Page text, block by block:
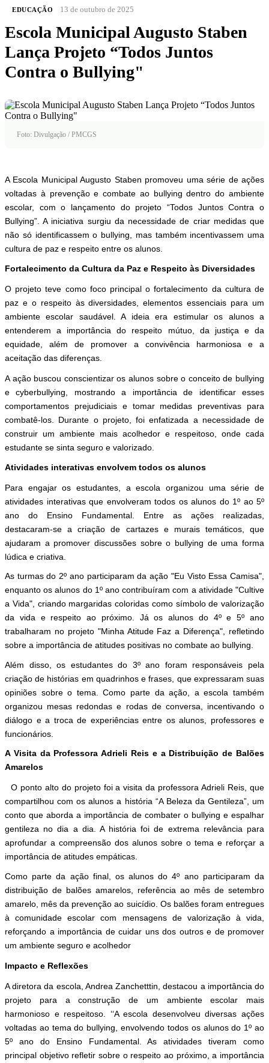
EDUCAÇÃO 13 de outubro de 2025
Escola Municipal Augusto Staben
Lança Projeto “Todos Juntos
Contra o Bullying"
Foto: Divulgação / PMCGS
A Escola Municipal Augusto Staben promoveu uma série de ações
voltadas à prevenção e combate ao bullying dentro do ambiente
escolar, com o lançamento do projeto “Todos Juntos Contra o
Bullying”. A iniciativa surgiu da necessidade de criar medidas que
não só identificassem o bullying, mas também incentivassem uma
cultura de paz e respeito entre os alunos.
Fortalecimento da Cultura da Paz e Respeito às Diversidades
O projeto teve como foco principal o fortalecimento da cultura de
paz e o respeito às diversidades, elementos essenciais para um
ambiente escolar saudável. A ideia era estimular os alunos a
entenderem a importância do respeito mútuo, da justiça e da
equidade, além de promover a convivência harmoniosa e a
aceitação das diferenças.
A ação buscou conscientizar os alunos sobre o conceito de bullying
e cyberbullying, mostrando a importância de identificar esses
comportamentos prejudiciais e tomar medidas preventivas para
combatê-los. Durante o projeto, foi enfatizada a necessidade de
construir um ambiente mais acolhedor e respeitoso, onde cada
estudante se sinta seguro e valorizado.
Atividades interativas envolvem todos os alunos
Para engajar os estudantes, a escola organizou uma série de
atividades interativas que envolveram todos os alunos do 1º ao 5º
ano do Ensino Fundamental. Entre as ações realizadas,
destacaram-se a criação de cartazes e murais temáticos, que
ajudaram a promover discussões sobre o bullying de uma forma
lúdica e criativa.
As turmas do 2º ano participaram da ação "Eu Visto Essa Camisa",
enquanto os alunos do 1º ano contribuíram com a atividade "Cultive
a Vida", criando margaridas coloridas como símbolo de valorização
da vida e respeito ao próximo. Já os alunos do 4º e 5º ano
trabalharam no projeto "Minha Atitude Faz a Diferença", refletindo
sobre a importância de atitudes positivas no combate ao bullying.
Além disso, os estudantes do 3º ano foram responsáveis pela
criação de histórias em quadrinhos e frases, que expressaram suas
opiniões sobre o tema. Como parte da ação, a escola também
organizou mesas redondas e rodas de conversa, incentivando o
diálogo e a troca de experiências entre os alunos, professores e
funcionários.
A Visita da Professora Adrieli Reis e a Distribuição de Balões
Amarelos
O ponto alto do projeto foi a visita da professora Adrieli Reis, que
compartilhou com os alunos a história “A Beleza da Gentileza”, um
conto que aborda a importância de combater o bullying e espalhar
gentileza no dia a dia. A história foi de extrema relevância para
aprofundar a compreensão dos alunos sobre o tema e reforçar a
importância de atitudes empáticas.
Como parte da ação final, os alunos do 4º ano participaram da
distribuição de balões amarelos, referência ao mês de setembro
amarelo, mês da prevenção ao suicídio. Os balões foram entregues
à comunidade escolar com mensagens de valorização à vida,
reforçando a importância de cuidar uns dos outros e de promover
um ambiente seguro e acolhedor
Impacto e Reflexões
A diretora da escola, Andrea Zanchetttin, destacou a importância do
projeto para a construção de um ambiente escolar mais
harmonioso e respeitoso. ‘‘A escola desenvolveu diversas ações
voltadas ao tema do bullying, envolvendo todos os alunos do 1º ao
5º ano do Ensino Fundamental. As atividades tiveram como
principal objetivo refletir sobre o respeito ao próximo, a importância